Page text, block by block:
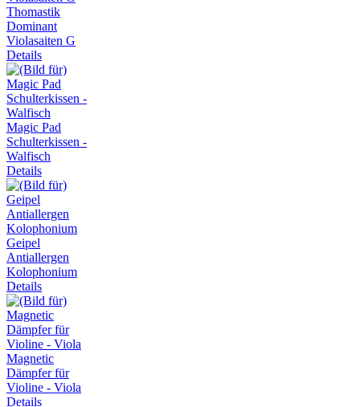
Thomastik
Dominant
Violasaiten G
Details
Magic Pad
Schulterkissen -
Walfisch
Details
Geipel
Antiallergen
Kolophonium
Details
Magnetic
Dämpfer für
Violine - Viola
Details